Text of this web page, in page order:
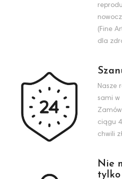
(Fine
dla
Nasze
sami w
ciągu
chwili
Nie
tylko